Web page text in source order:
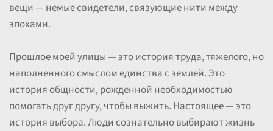
вещи — немые свидетели, связующие нити между
эпохами.
Прошлое моей улицы — это история труда, тяжелого, но
наполненного смыслом единства с землей. Это
история общности, рожденной необходимостью
помогать друг другу, чтобы выжить. Настоящее — это
история выбора. Люди сознательно выбирают жизнь